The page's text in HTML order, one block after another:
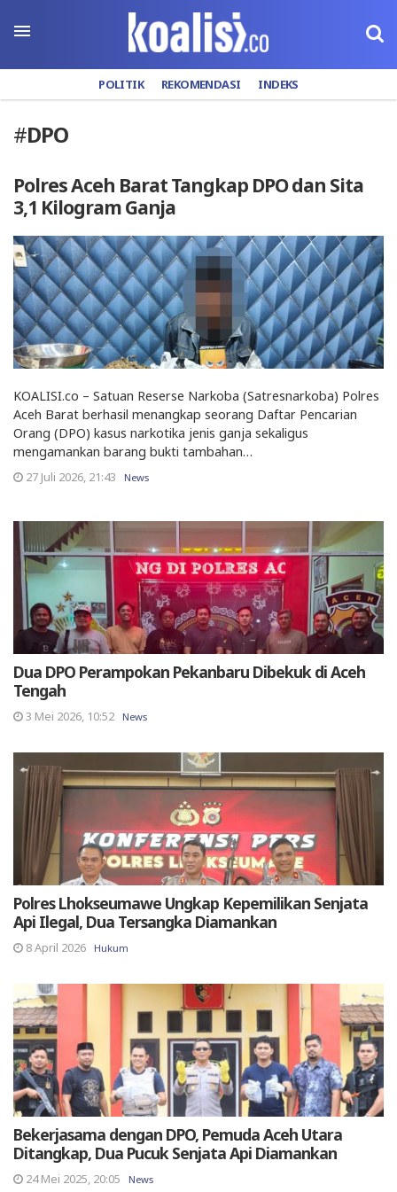
POLITIK REKOMENDASI INDEKS
#DPO
Polres Aceh Barat Tangkap DPO dan Sita
3,1 Kilogram Ganja
KOALISI.co – Satuan Reserse Narkoba (Satresnarkoba) Polres
Aceh Barat berhasil menangkap seorang Daftar Pencarian
Orang (DPO) kasus narkotika jenis ganja sekaligus
mengamankan barang bukti tambahan…
27 Juli 2026, 21:43 News
Dua DPO Perampokan Pekanbaru Dibekuk di Aceh
Tengah
3 Mei 2026, 10:52 News
Polres Lhokseumawe Ungkap Kepemilikan Senjata
Api Ilegal, Dua Tersangka Diamankan
8 April 2026 Hukum
Bekerjasama dengan DPO, Pemuda Aceh Utara
Ditangkap, Dua Pucuk Senjata Api Diamankan
24 Mei 2025, 20:05 News